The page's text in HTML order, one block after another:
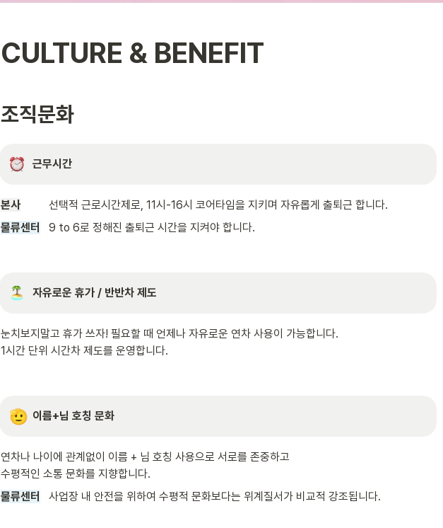
CULTURE & BENEFIT
조직문화
근무시간
본사
선택적 근로시간제로, 11시-16시 코어타임을 지키며 자유롭게 출퇴근 합니다.
물류센터
9 to 6로 정해진 출퇴근 시간을 지켜야 합니다.
자유로운 휴가 / 반반차 제도
눈치보지말고 휴가 쓰자! 필요할 때 언제나 자유로운 연차 사용이 가능합니다.
1시간 단위 시간차 제도를 운영합니다.
🫡 이름+님 호칭 문화
연차나 나이에 관계없이 이름 + 님 호칭 사용으로 서로를 존중하고
수평적인 소통 문화를 지향합니다.
물류센터
사업장 내 안전을 위하여 수평적 문화보다는 위계질서가 비교적 강조됩니다.